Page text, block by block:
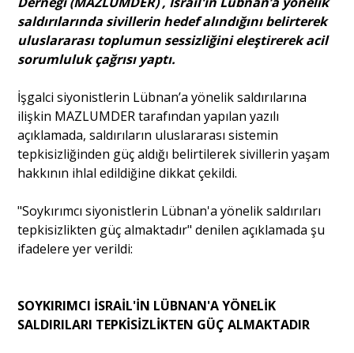
Portre
Yazarlar
Dosya Haber
Sağlık
saldırılarında sivillerin hedef alındığını belirterek
uluslararası toplumun sessizliğini eleştirerek acil
sorumluluk çağrısı yaptı.
İşgalci siyonistlerin Lübnan’a yönelik saldırılarına
ilişkin MAZLUMDER tarafından yapılan yazılı
açıklamada, saldırıların uluslararası sistemin
tepkisizliğinden güç aldığı belirtilerek sivillerin yaşam
hakkının ihlal edildiğine dikkat çekildi.
"Soykırımcı siyonistlerin Lübnan'a yönelik saldırıları
tepkisizlikten güç almaktadır" denilen açıklamada şu
ifadelere yer verildi:
SOYKIRIMCI İSRAİL'İN LÜBNAN'A YÖNELİK
SALDIRILARI TEPKİSİZLİKTEN GÜÇ ALMAKTADIR